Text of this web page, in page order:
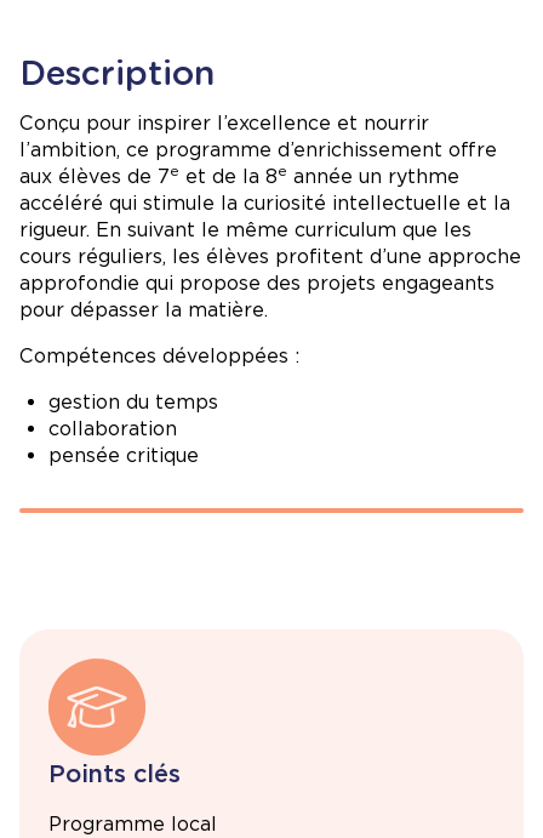
Description
Conçu pour inspirer l’excellence et nourrir
l’ambition, ce programme d’enrichissement offre
aux élèves de 7e et de la 8e année un rythme
accéléré qui stimule la curiosité intellectuelle et la
rigueur. En suivant le même curriculum que les
cours réguliers, les élèves profitent d’une approche
approfondie qui propose des projets engageants
pour dépasser la matière.
Compétences développées :
gestion du temps
collaboration
pensée critique
Points clés
Programme local